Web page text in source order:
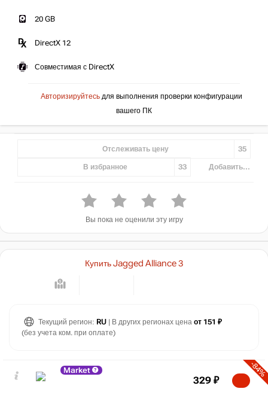
20 GB
DirectX 12
Совместимая с DirectX
Авторизируйтесь для выполнения проверки конфигурации
вашего ПК
Отслеживать цену 35
В избранное 33 Добавить...
Вы пока не оценили эту игру
Купить Jagged Alliance 3
Текущий регион: RU | В других регионах цена от 151 ₽
(без учета ком. при оплате)
Market -84%
329 ₽